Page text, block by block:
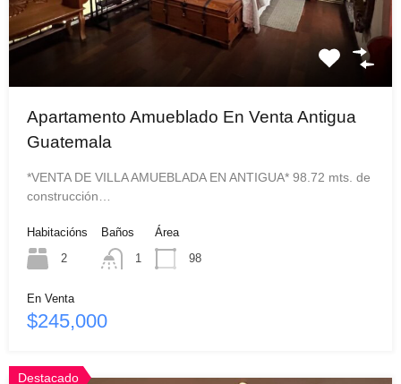
Apartamento Amueblado En Venta Antigua
Guatemala
*VENTA DE VILLA AMUEBLADA EN ANTIGUA* 98.72 mts. de
construcción…
Habitacións
2
Baños
1
Área
98
En Venta
$245,000
Destacado